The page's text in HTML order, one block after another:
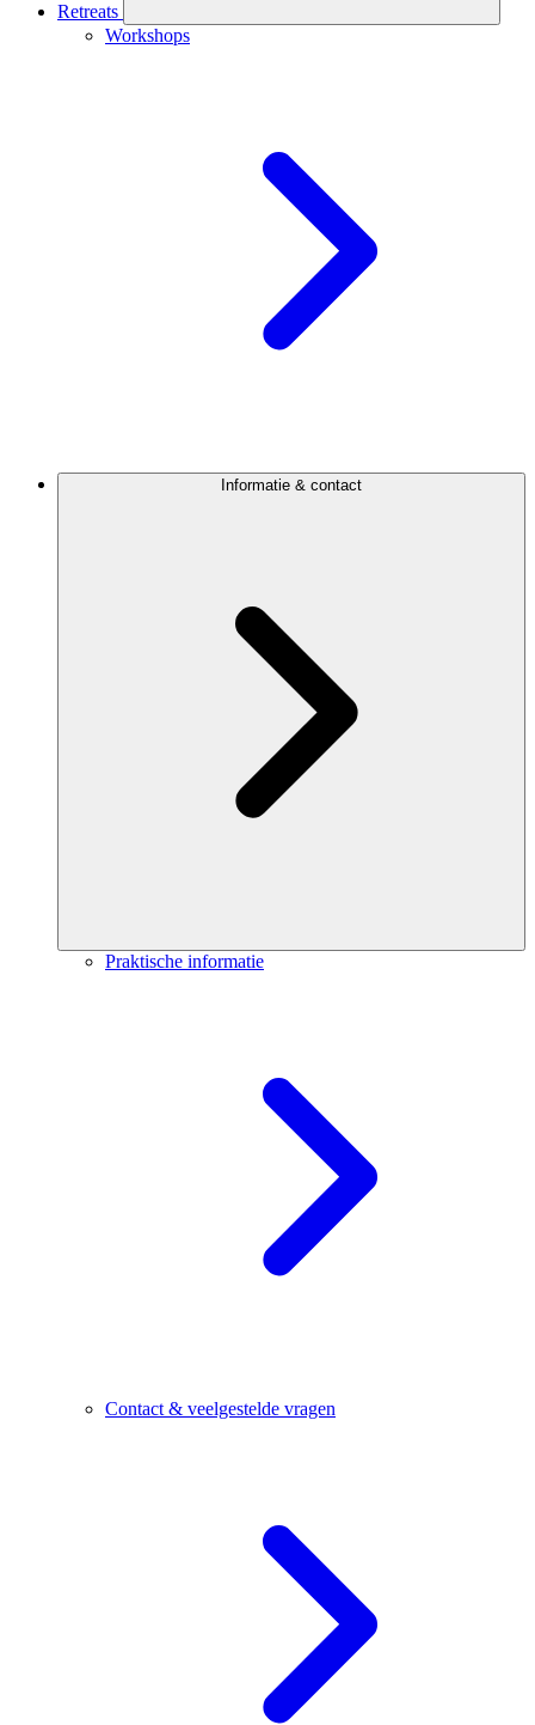
Retreats
Workshops
Informatie & contact
Praktische informatie
Contact & veelgestelde vragen